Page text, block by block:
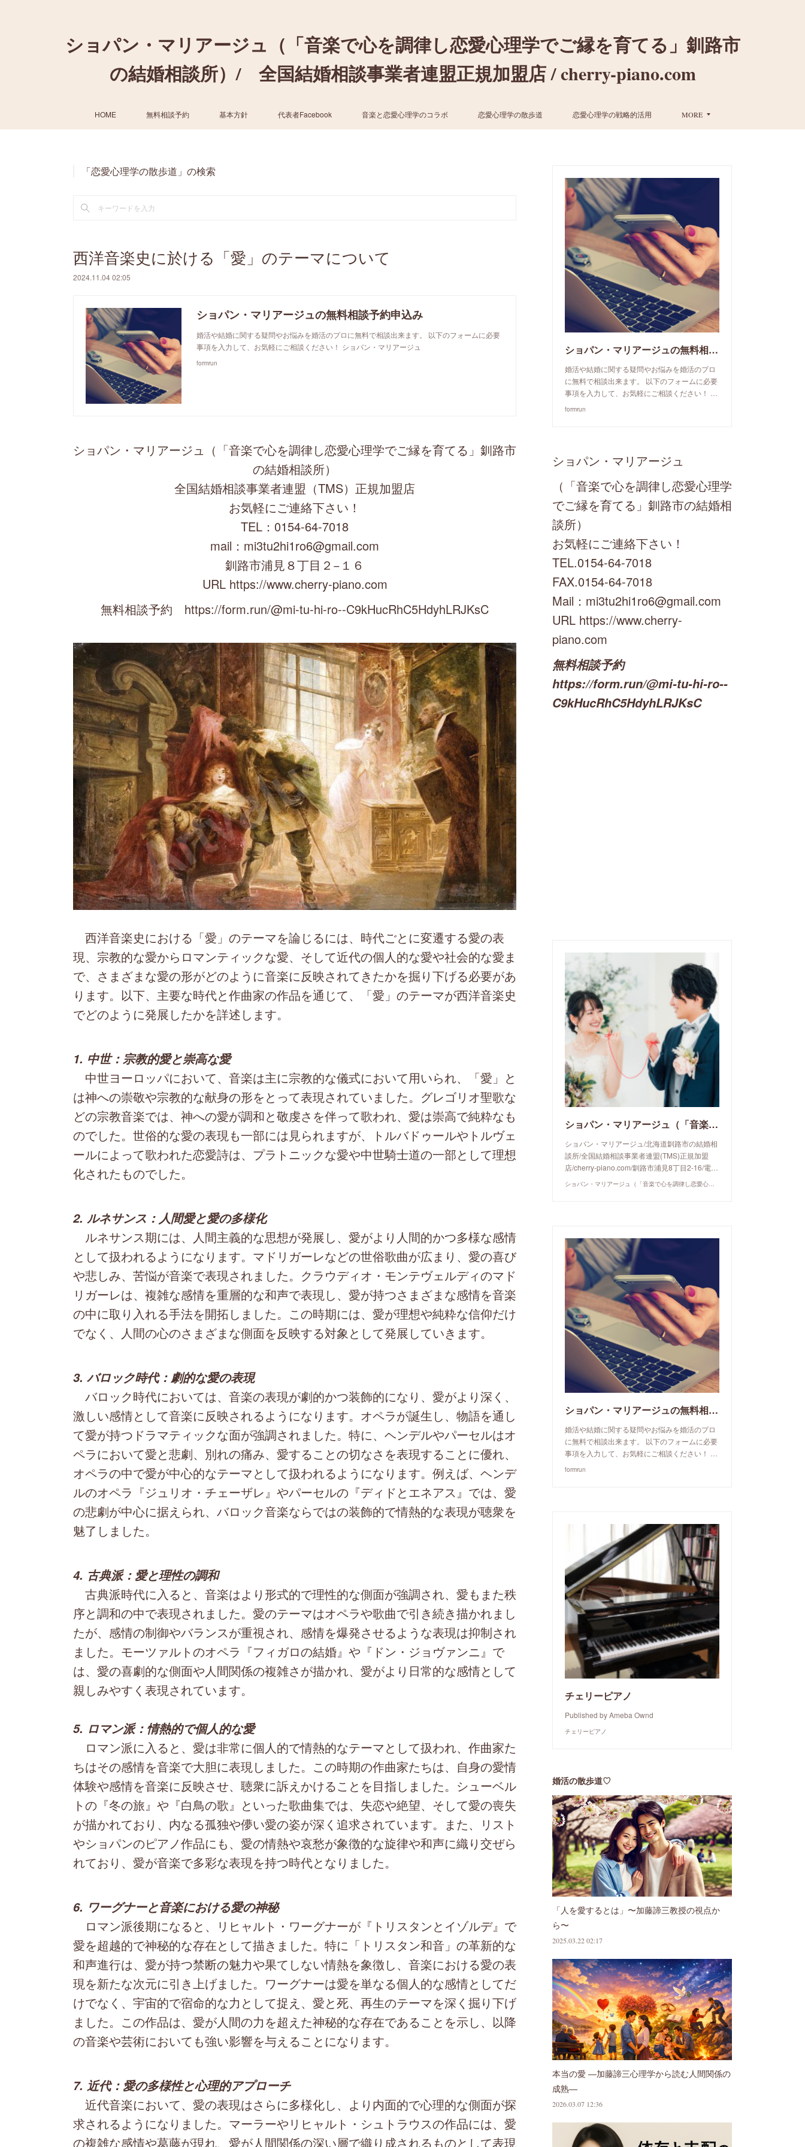
ショパン・マリアージュ（「音楽で心を調律し恋愛心理学でご縁を育てる」釧路市
の結婚相談所）/ 全国結婚相談事業者連盟正規加盟店 / cherry-piano.com
HOME 無料相談予約 基本方針 代表者Facebook 音楽と恋愛心理学のコラボ 恋愛心理学の散歩道 恋愛心理学の戦略的活用 MORE
「恋愛心理学の散歩道」の検索
西洋音楽史に於ける「愛」のテーマについて
2024.11.04 02:05
ショパン・マリアージュの無料相談予約申込み
婚活や結婚に関する疑問やお悩みを婚活のプロに無料で相談出来ます。 以下のフォームに必要
事項を入力して、お気軽にご相談ください！ ショパン・マリアージュ
formrun
ショパン・マリアージュ（「音楽で心を調律し恋愛心理学でご縁を育てる」釧路市
の結婚相談所）
全国結婚相談事業者連盟（TMS）正規加盟店
お気軽にご連絡下さい！
TEL：0154-64-7018
mail：mi3tu2hi1ro6@gmail.com
釧路市浦見８丁目２−１６
URL https://www.cherry-piano.com
無料相談予約 https://form.run/@mi-tu-hi-ro--C9kHucRhC5HdyhLRJKsC
西洋音楽史における「愛」のテーマを論じるには、時代ごとに変遷する愛の表
現、宗教的な愛からロマンティックな愛、そして近代の個人的な愛や社会的な愛ま
で、さまざまな愛の形がどのように音楽に反映されてきたかを掘り下げる必要があ
ります。以下、主要な時代と作曲家の作品を通じて、「愛」のテーマが西洋音楽史
でどのように発展したかを詳述します。
1. 中世：宗教的愛と崇高な愛
中世ヨーロッパにおいて、音楽は主に宗教的な儀式において用いられ、「愛」と
は神への崇敬や宗教的な献身の形をとって表現されていました。グレゴリオ聖歌な
どの宗教音楽では、神への愛が調和と敬虔さを伴って歌われ、愛は崇高で純粋なも
のでした。世俗的な愛の表現も一部には見られますが、トルバドゥールやトルヴェ
ールによって歌われた恋愛詩は、プラトニックな愛や中世騎士道の一部として理想
化されたものでした。
2. ルネサンス：人間愛と愛の多様化
ルネサンス期には、人間主義的な思想が発展し、愛がより人間的かつ多様な感情
として扱われるようになります。マドリガーレなどの世俗歌曲が広まり、愛の喜び
や悲しみ、苦悩が音楽で表現されました。クラウディオ・モンテヴェルディのマド
リガーレは、複雑な感情を重層的な和声で表現し、愛が持つさまざまな感情を音楽
の中に取り入れる手法を開拓しました。この時期には、愛が理想や純粋な信仰だけ
でなく、人間の心のさまざまな側面を反映する対象として発展していきます。
3. バロック時代：劇的な愛の表現
バロック時代においては、音楽の表現が劇的かつ装飾的になり、愛がより深く、
激しい感情として音楽に反映されるようになります。オペラが誕生し、物語を通し
て愛が持つドラマティックな面が強調されました。特に、ヘンデルやパーセルはオ
ペラにおいて愛と悲劇、別れの痛み、愛することの切なさを表現することに優れ、
オペラの中で愛が中心的なテーマとして扱われるようになります。例えば、ヘンデ
ルのオペラ『ジュリオ・チェーザレ』やパーセルの『ディドとエネアス』では、愛
の悲劇が中心に据えられ、バロック音楽ならではの装飾的で情熱的な表現が聴衆を
魅了しました。
4. 古典派：愛と理性の調和
古典派時代に入ると、音楽はより形式的で理性的な側面が強調され、愛もまた秩
序と調和の中で表現されました。愛のテーマはオペラや歌曲で引き続き描かれまし
たが、感情の制御やバランスが重視され、感情を爆発させるような表現は抑制され
ました。モーツァルトのオペラ『フィガロの結婚』や『ドン・ジョヴァンニ』で
は、愛の喜劇的な側面や人間関係の複雑さが描かれ、愛がより日常的な感情として
親しみやすく表現されています。
5. ロマン派：情熱的で個人的な愛
ロマン派に入ると、愛は非常に個人的で情熱的なテーマとして扱われ、作曲家た
ちはその感情を音楽で大胆に表現しました。この時期の作曲家たちは、自身の愛情
体験や感情を音楽に反映させ、聴衆に訴えかけることを目指しました。シューベル
トの『冬の旅』や『白鳥の歌』といった歌曲集では、失恋や絶望、そして愛の喪失
が描かれており、内なる孤独や儚い愛の姿が深く追求されています。また、リスト
やショパンのピアノ作品にも、愛の情熱や哀愁が象徴的な旋律や和声に織り交ぜら
れており、愛が音楽で多彩な表現を持つ時代となりました。
6. ワーグナーと音楽における愛の神秘
ロマン派後期になると、リヒャルト・ワーグナーが『トリスタンとイゾルデ』で
愛を超越的で神秘的な存在として描きました。特に「トリスタン和音」の革新的な
和声進行は、愛が持つ禁断の魅力や果てしない情熱を象徴し、音楽における愛の表
現を新たな次元に引き上げました。ワーグナーは愛を単なる個人的な感情としてだ
けでなく、宇宙的で宿命的な力として捉え、愛と死、再生のテーマを深く掘り下げ
ました。この作品は、愛が人間の力を超えた神秘的な存在であることを示し、以降
の音楽や芸術においても強い影響を与えることになります。
7. 近代：愛の多様性と心理的アプローチ
近代音楽において、愛の表現はさらに多様化し、より内面的で心理的な側面が探
求されるようになりました。マーラーやリヒャルト・シュトラウスの作品には、愛
の複雑な感情や葛藤が現れ、愛が人間関係の深い層で織り成されるものとして表現
ショパン・マリアージュの無料相談予約申込み
婚活や結婚に関する疑問やお悩みを婚活のプロ
に無料で相談出来ます。 以下のフォームに必要
事項を入力して、お気軽にご相談ください！ …
formrun
ショパン・マリアージュ
（「音楽で心を調律し恋愛心理学
でご縁を育てる」釧路市の結婚相
談所）
お気軽にご連絡下さい！
TEL.0154-64-7018
FAX.0154-64-7018
Mail：mi3tu2hi1ro6@gmail.com
URL https://www.cherry-
piano.com
無料相談予約
https://form.run/@mi-tu-hi-ro--
C9kHucRhC5HdyhLRJKsC
ショパン・マリアージュ（「音楽で心を調律し恋愛心理学でご縁を育てる」釧路市の結婚相談所）/ 全国結婚相談事業者連盟正規加盟店 / cherry-piano.com
ショパン・マリアージュ/北海道釧路市の結婚相
談所/全国結婚相談事業者連盟(TMS)正規加盟
店/cherry-piano.com/釧路市浦見8丁目2-16/電…
ショパン・マリアージュ（「音楽で心を調律し恋愛心理学でご縁を育てる」釧路市の結婚相談所）/ 全国結婚相談事業者連盟正規加盟店 / cherry-piano.com
ショパン・マリアージュの無料相談予約申込み
婚活や結婚に関する疑問やお悩みを婚活のプロ
に無料で相談出来ます。 以下のフォームに必要
事項を入力して、お気軽にご相談ください！ …
formrun
チェリーピアノ
Published by Ameba Ownd
チェリーピアノ
婚活の散歩道♡
「人を愛するとは」〜加藤諦三教授の視点か
ら〜
2025.03.22 02:17
本当の愛 ―加藤諦三心理学から読む人間関係の
成熟―
2026.03.07 12:36